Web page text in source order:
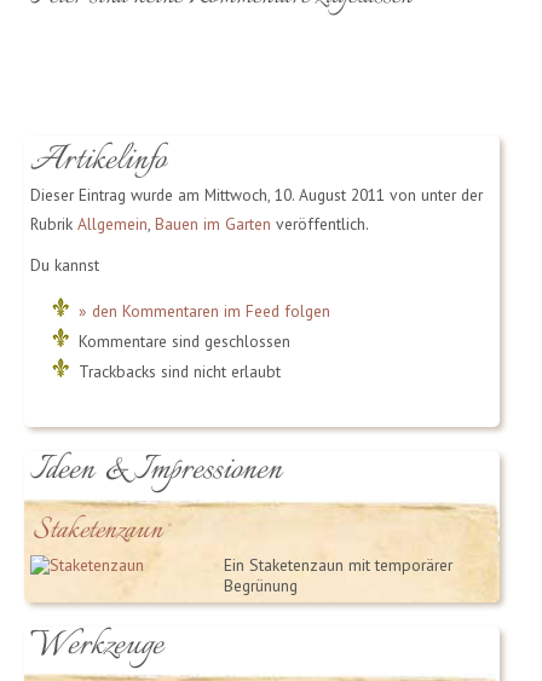
Artikelinfo
Dieser Eintrag wurde am Mittwoch, 10. August 2011 von unter der
Rubrik Allgemein, Bauen im Garten veröffentlich.
Du kannst
» den Kommentaren im Feed folgen
Kommentare sind geschlossen
Trackbacks sind nicht erlaubt
Ideen & Impressionen
Staketenzaun
Ein Staketenzaun mit temporärer
Begrünung
Werkzeuge